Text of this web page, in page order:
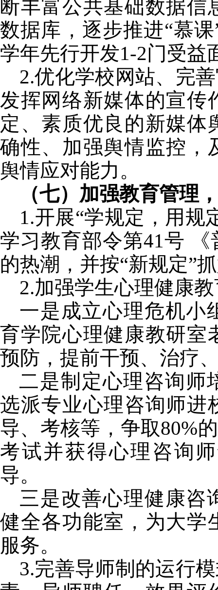
断丰富公共基础数据信
数据库，逐步推进“慕
学年先行开发1-2门受益
2.优化学校网站、完
发挥网络新媒体的宣传
定、素质优良的新媒体
确性、加强舆情监控，
舆情应对能力。
（七）加强教育管理
1.开展“学规定，用规
学习教育部令第41号 《
的热潮，并按“新规定”
2.加强学生心理健康
一是成立心理危机小
育学院心理健康教研室
预防，提前干预、治疗
二是制定心理咨询师
选派专业心理咨询师进
导、考核等，争取80%
考试并获得心理咨询
导。
三是改善心理健康咨
健全各功能室，为大学
服务。
3.完善导师制的运行